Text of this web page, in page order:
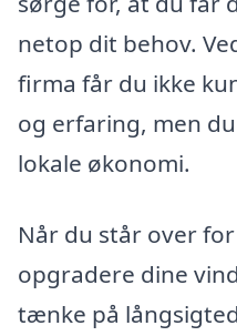
netop dit behov.
firma får du ikke
og erfaring, men
lokale økonomi.
Når du står over
opgradere dine
tænke på